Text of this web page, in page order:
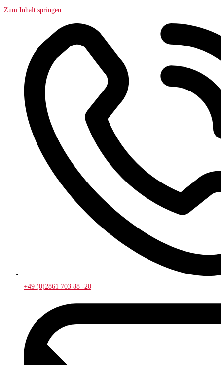
Zum Inhalt springen
+49 (0)2861 703 88 -20